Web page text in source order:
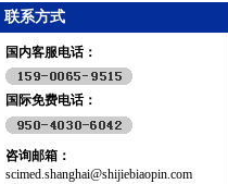
联系方式
国内客服电话：
国际免费电话：
咨询邮箱：
scimed.shanghai@shijiebiaopin.com